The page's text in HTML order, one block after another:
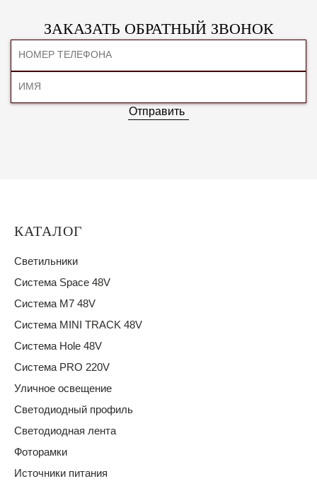
ЗАКАЗАТЬ ОБРАТНЫЙ ЗВОНОК
Отправить
КАТАЛОГ
Светильники
Система Space 48V
Система M7 48V
Система MINI TRACK 48V
Система Hole 48V
Система PRO 220V
Уличное освещение
Светодиодный профиль
Светодиодная лента
Фоторамки
Источники питания